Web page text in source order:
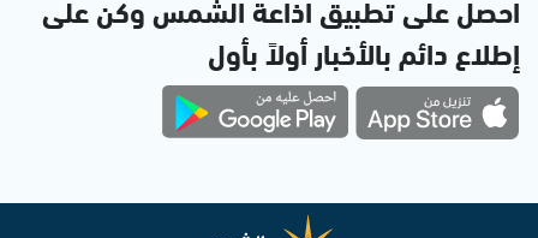
إطلاع دائم بالأخبار أولاً بأول